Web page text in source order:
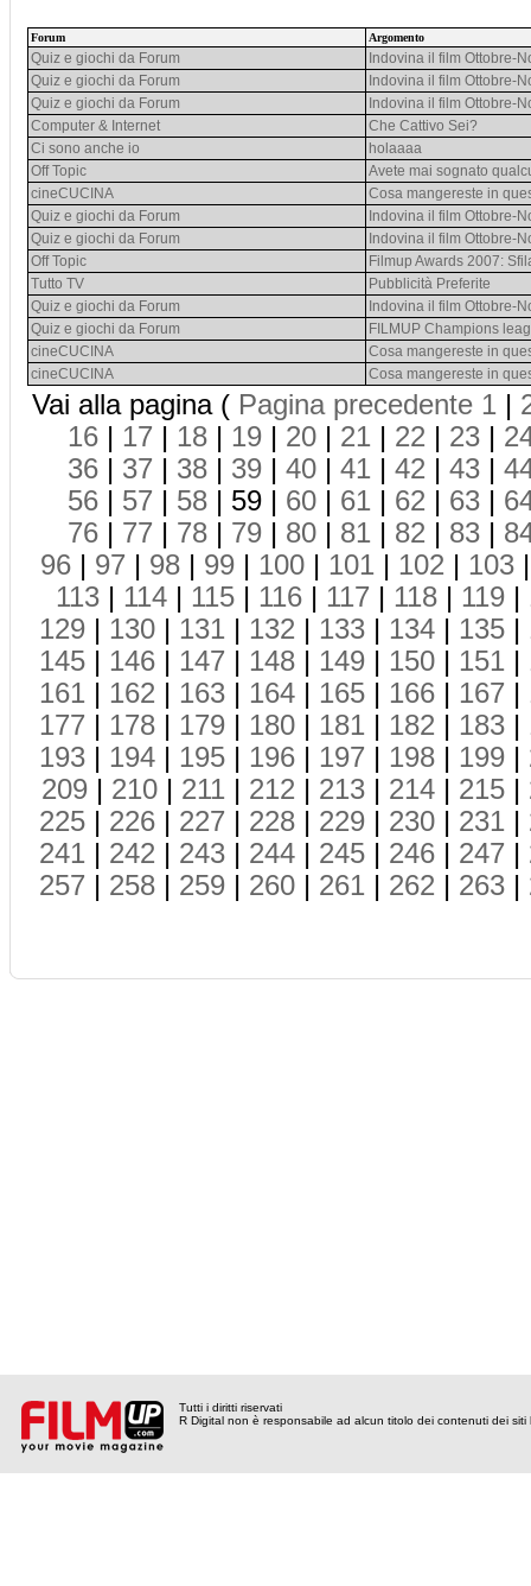
Forum Argomento
Quiz e giochi da Forum
Indovina il film Ottobre-
Quiz e giochi da Forum
Indovina il film Ottobre-
Quiz e giochi da Forum
Indovina il film Ottobre-
Computer & Internet
Che Cattivo Sei?
Ci sono anche io
holaaaa
Off Topic
Avete mai sognato
cineCUCINA
Cosa mangereste in
Quiz e giochi da Forum
Indovina il film Ottobre-
Quiz e giochi da Forum
Indovina il film Ottobre-
Off Topic
Filmup Awards 2007:
Tutto TV
Pubblicità Preferite
Quiz e giochi da Forum
Indovina il film Ottobre-
Quiz e giochi da Forum
FILMUP Champions
cineCUCINA
Cosa mangereste in
cineCUCINA
Cosa mangereste in
Vai alla pagina ( Pagina precedente 1 |
16 | 17 | 18 | 19 | 20 | 21 | 22 | 23 |
36 | 37 | 38 | 39 | 40 | 41 | 42 | 43 |
56 | 57 | 58 | 59 | 60 | 61 | 62 | 63 |
76 | 77 | 78 | 79 | 80 | 81 | 82 | 83 |
96 | 97 | 98 | 99 | 100 | 101 | 102 | 103
113 | 114 | 115 | 116 | 117 | 118 | 119 |
129 | 130 | 131 | 132 | 133 | 134 | 135 |
145 | 146 | 147 | 148 | 149 | 150 | 151 |
161 | 162 | 163 | 164 | 165 | 166 | 167 |
177 | 178 | 179 | 180 | 181 | 182 | 183 |
193 | 194 | 195 | 196 | 197 | 198 | 199 |
209 | 210 | 211 | 212 | 213 | 214 | 215 |
225 | 226 | 227 | 228 | 229 | 230 | 231 |
241 | 242 | 243 | 244 | 245 | 246 | 247 |
257 | 258 | 259 | 260 | 261 | 262 | 263 |
Tutti i diritti riservati
R Digital non è responsabile ad alcun titolo dei contenuti dei siti